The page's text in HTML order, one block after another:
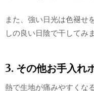
また、強い日光は色褪せ
しの良い日陰で干してみ
3. その他お手入れ
熱で生地が痛みやすくな